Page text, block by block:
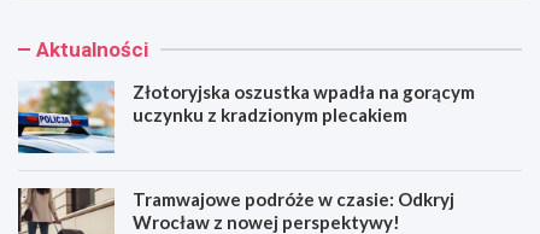
Aktualności
Złotoryjska oszustka wpadła na gorącym
uczynku z kradzionym plecakiem
Tramwajowe podróże w czasie: Odkryj
Wrocław z nowej perspektywy!